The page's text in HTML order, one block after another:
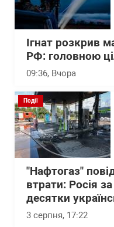
Ігнат розкрив
РФ: головною
09:36, Вчора
Події
"Нафтогаз"
втрати: Росія
десятки
3 серпня, 17:22